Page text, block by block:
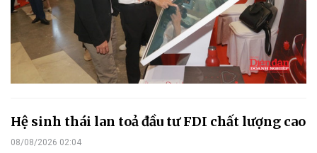
Hệ sinh thái lan toả đầu tư FDI chất lượng cao
08/08/2026 02:04